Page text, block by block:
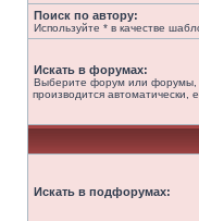
Поиск по автору:
Используйте * в качестве
Искать в форумах:
Выберите форум или форумы,
производится
Искать в подфорумах: